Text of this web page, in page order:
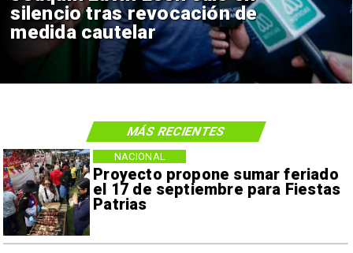
silencio tras revocación de
medida cautelar
Proyecto propone sumar feriado
el 17 de septiembre para Fiestas
Patrias
NACIONAL
MÁS RECIENTES